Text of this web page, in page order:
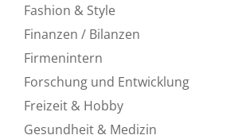
Fashion & Style
Finanzen / Bilanzen
Firmenintern
Forschung und Entwicklung
Freizeit & Hobby
Gesundheit & Medizin